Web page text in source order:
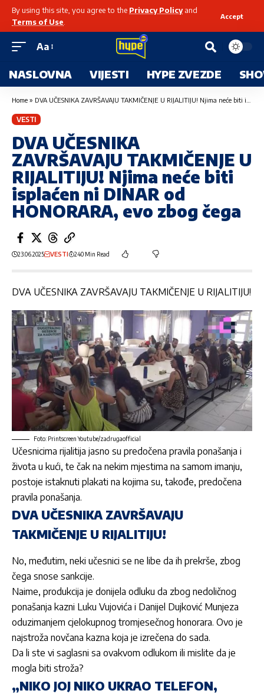
By using this site, you agree to the Privacy Policyand
Terms of Use
Accept
Aa
NASLOVNA VIJESTI HYPE ZVEZDE
Home » DVA UČESNIKA ZAVRŠAVAJU TAKMIČENJE U RIJALITIJU! Njima neće biti isplaćen ni DINAR od HONORARA, evo zbog čega
VESTI
DVA UČESNIKA
ZAVRŠAVAJU TAKMIČENJE U
RIJALITIJU! Njima neće biti
isplaćen ni DINAR od
HONORARA, evo zbog čega
23.06.2025 VESTI 240 Min Read
DVA UČESNIKA ZAVRŠAVAJU TAKMIČENJE U RIJALITIJU!
Foto: Printscreen Youtube/zadrugaofficial
Učesnicima rijalitija jasno su predočena pravila ponašanja i
života u kući, te čak na nekim mjestima na samom imanju,
postoje istaknuti plakati na kojima su, takođe, predočena
pravila ponašanja.
DVA UČESNIKA ZAVRŠAVAJU
TAKMIČENJE U RIJALITIJU!
No, međutim, neki učesnici se ne libe da ih prekrše, zbog
čega snose sankcije.
Naime, produkcija je donijela odluku da zbog nedoličnog
ponašanja kazni Luku Vujovića i Danijel Dujković Munjeza
oduzimanjem cjelokupnog tromjesečnog honorara. Ovo je
najstroža novčana kazna koja je izrečena do sada.
Da li ste vi saglasni sa ovakvom odlukom ili mislite da je
mogla biti stroža?
„NIKO JOJ NIKO UKRAO TELEFON,